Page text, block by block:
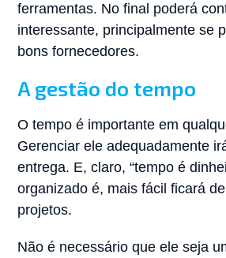
ferramentas. No final poderá
interessante, principalmente se
bons fornecedores.
A gestão do tempo
O tempo é importante em
Gerenciar ele adequadamente
entrega. E, claro, “tempo é
organizado é, mais fácil ficará
projetos.
Não é necessário que ele seja